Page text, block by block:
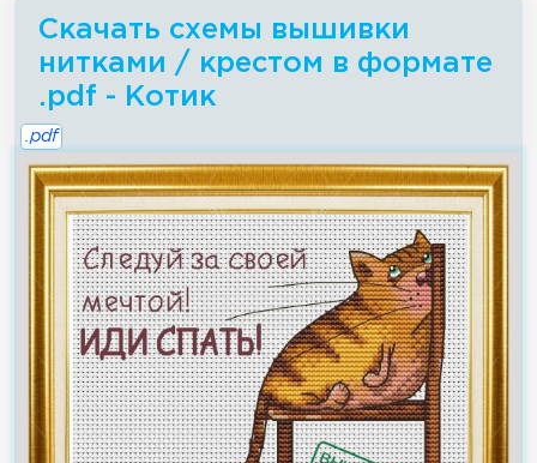
Скачать схемы вышивки
нитками / крестом в формате
.pdf - Котик
.pdf